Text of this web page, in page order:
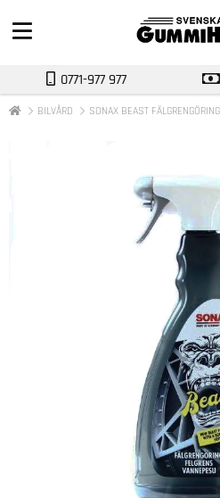
0771-977 977
BILVÅRD SONAX BEAST